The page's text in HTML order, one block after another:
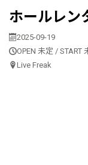
ホールレン
2025-09-19
OPEN 未定 / START
Live Freak